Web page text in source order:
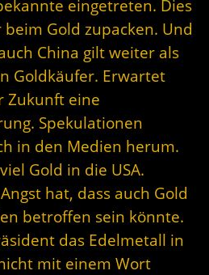
eingetreten. Dies
Gold zupacken. Und
China gilt weiter als
Goldkäufer. Erwartet
Zukunft eine
Spekulationen
in den Medien herum.
Gold in die USA.
hat, dass auch Gold
betroffen sein könnte.
das Edelmetall in
mit einem Wort